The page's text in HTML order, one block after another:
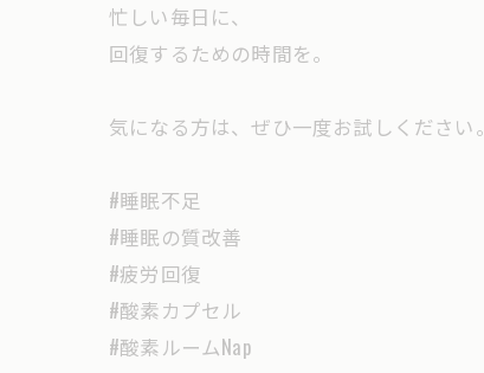
忙しい毎日に、
回復するための時間を。
気になる方は、ぜひ一度お試しください。
#睡眠不足
#睡眠の質改善
#疲労回復
#酸素カプセル
#酸素ルームNap